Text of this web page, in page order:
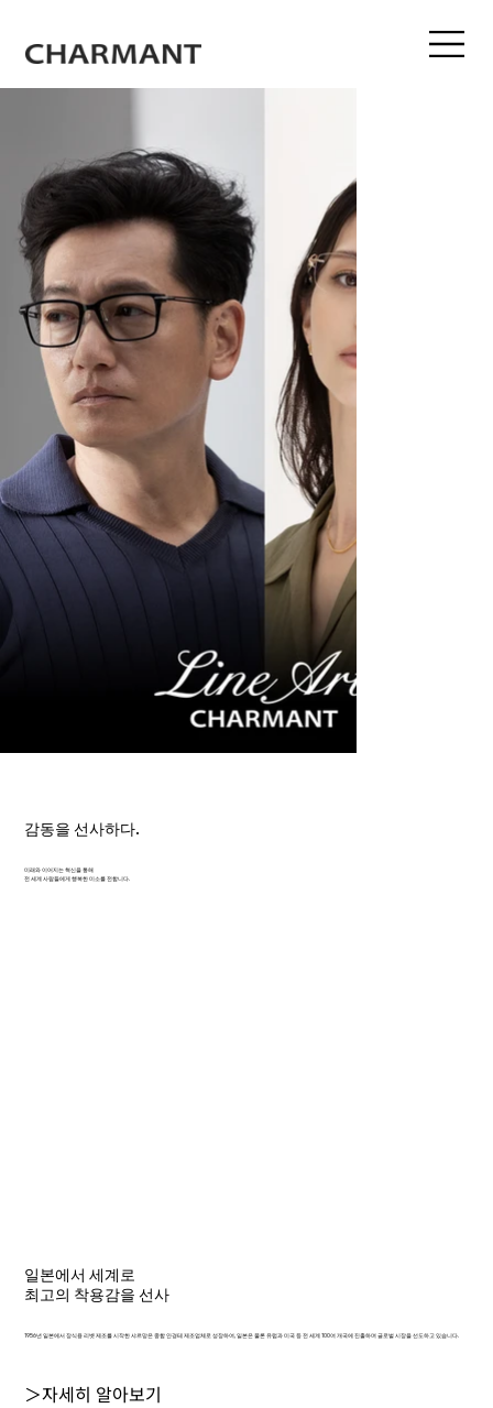
감동을 선사하다.
미래와 이어지는 혁신을 통해
전 세계 사람들에게 행복한 미소를 전합니다.
일본에서 세계로
최고의 착용감을 선사
1956년 일본에서 장식용 리벳 제조를 시작한 샤르망은 종합 안경테 제조업체로 성장하여, 일본은 물론 유럽과 미국 등 전 세계 100여 개국에 진출하며 글로벌 시장을 선도하고 있습니다.
＞자세히 알아보기